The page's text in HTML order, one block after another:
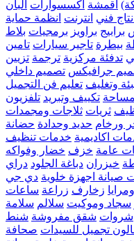
اقمشة اكسسوارات البان
انتاج فني انترنت انظمة حماية
برابيج براويز برمجيات بلاط
بيطرة تاجير سيارات تامين
تدفئة مركزية ترجمة تزيين
جرافيكس تصميم داخلي
وتغليف تعليم فن التجميل
تكييف وتبريد تلفزيون
ثريات ثلاجات ومجمدات
ورخام حديد وحدادة حضانة
اكاديمية خدمات تنظيف
عامة خزف خضار وفواكه
خيزران دباغة الجلود دراي
صيانة اجهزة خلوية دي جي
زخارف زراعة ساعات
سجاد وموكيت سلالم سلامة
شروات شقق مفروشة شنط
تجميل للسيدات صحافة